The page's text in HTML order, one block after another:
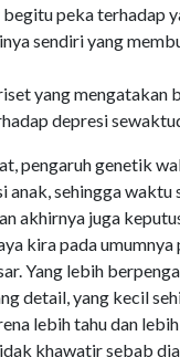
peka terhadap
sendiri yang
yang mengatakan
depresi
pengaruh genetik
anak, sehingga waktu
akhirnya juga
kira pada
Yang lebih
detail, yang kecil
lebih tahu dan
khawatir sebab